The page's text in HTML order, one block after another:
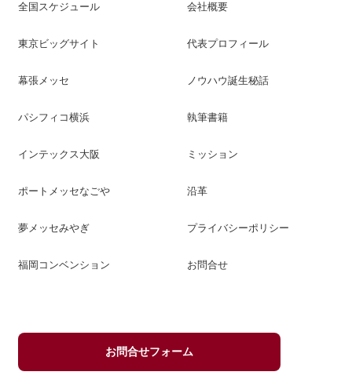
全国スケジュール
東京ビッグサイト
幕張メッセ
パシフィコ横浜
インテックス大阪
ポートメッセなごや
夢メッセみやぎ
福岡コンベンション
会社概要
代表プロフィール
ノウハウ誕生秘話
執筆書籍
ミッション
沿革
プライバシーポリシー
お問合せ
お問合せフォーム